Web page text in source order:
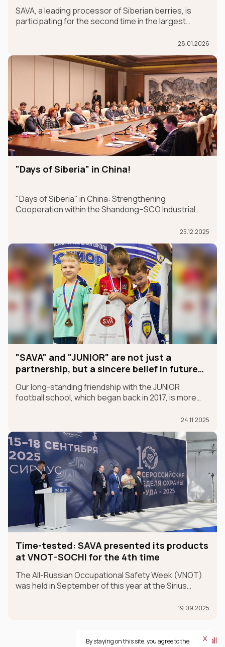
SAVA, a leading processor of Siberian berries, is
participating for the second time in the largest
the MADE IN RUSSIA exhibit, which is taking place in
Dubai from January 26-30.
28.01.2026
"Days of Siberia" in China!
"Days of Siberia" in China: Strengthening
Cooperation within the Shandong–SCO Industrial
25.12.2025
"SAVA" and "JUNIOR" are not just a
partnership, but a sincere belief in future
Our long-standing friendship with the JUNIOR
football school, which began back in 2017, is more
24.11.2025
Time-tested: SAVA presented its products
at VNOT-SOCHI for the 4th time
The All-Russian Occupational Safety Week (VNOT)
was held in September of this year at the Sirius
the event celebrated its 10th anniversary. SAVA19.09.2025
View all
By staying on this site, you agree to the
х